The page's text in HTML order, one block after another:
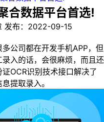
合数据平台首选!
发布： 2022-09-15
公司都在开发手机APP，但
入的话，会很麻烦，而且还
OCR识别技术接口解决了
提取录入。